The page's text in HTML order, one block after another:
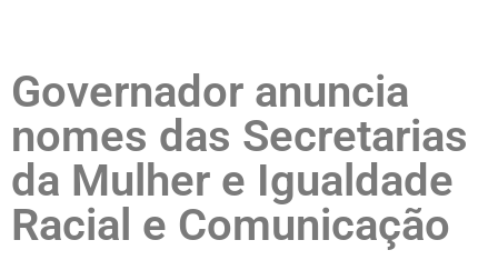
Governador anuncia
nomes das Secretarias
da Mulher e Igualdade
Racial e Comunicação